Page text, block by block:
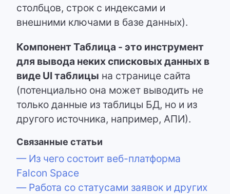
столбцов, строк с индексами и
внешними ключами в базе данных).
Компонент Таблица - это инструмент
для вывода неких списковых данных в
виде UI таблицы на странице сайта
(потенциально она может выводить не
только данные из таблицы БД, но и из
другого источника, например, АПИ).
Связанные статьи
— Из чего состоит веб-платформа
Falcon Space
— Работа со статусами заявок и других